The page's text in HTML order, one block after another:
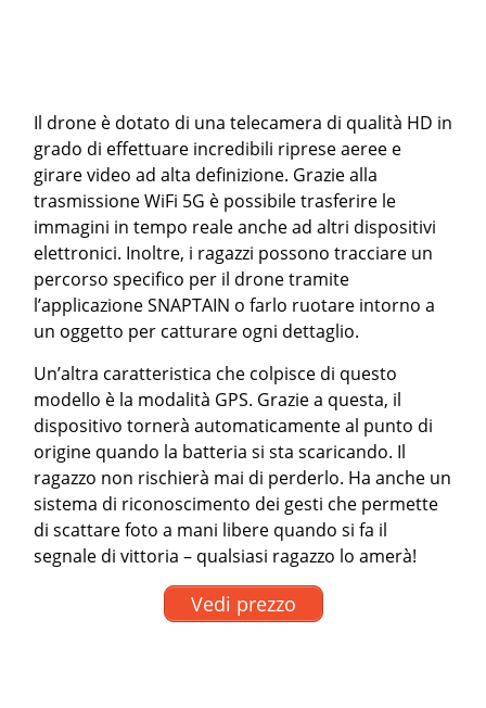
Il drone è dotato di una telecamera di qualità HD in
grado di effettuare incredibili riprese aeree e
girare video ad alta definizione. Grazie alla
trasmissione WiFi 5G è possibile trasferire le
immagini in tempo reale anche ad altri dispositivi
elettronici. Inoltre, i ragazzi possono tracciare un
percorso specifico per il drone tramite
l’applicazione SNAPTAIN o farlo ruotare intorno a
un oggetto per catturare ogni dettaglio.
Un’altra caratteristica che colpisce di questo
modello è la modalità GPS. Grazie a questa, il
dispositivo tornerà automaticamente al punto di
origine quando la batteria si sta scaricando. Il
ragazzo non rischierà mai di perderlo. Ha anche un
sistema di riconoscimento dei gesti che permette
di scattare foto a mani libere quando si fa il
segnale di vittoria – qualsiasi ragazzo lo amerà!
Vedi prezzo